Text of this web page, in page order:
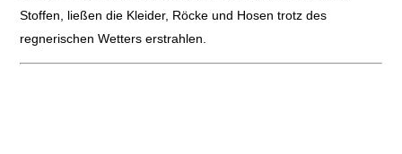
Stoffen, ließen die Kleider, Röcke und Hosen trotz des
regnerischen Wetters erstrahlen.